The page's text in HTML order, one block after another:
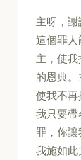
主呀，
這個罪
主，使
的恩典。
使我不
我只要
罪，你
我施如此